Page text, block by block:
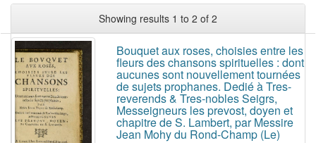
Showing results 1 to 2 of 2
Bouquet aux roses, choisies entre les
fleurs des chansons spirituelles : dont
aucunes sont nouvellement tournées
de sujets prophanes. Dedié à Tres-
reverends & Tres-nobles Seigrs,
Messeigneurs les prevost, doyen et
chapitre de S. Lambert, par Messire
Jean Mohy du Rond-Champ (Le)